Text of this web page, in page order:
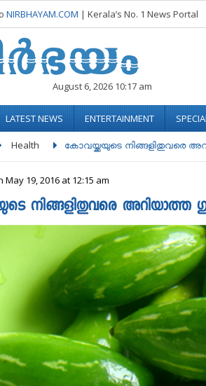
NIRBHAYAM.COM | Kerala’s No. 1 News Portal
August 6, 2026 10:17 am
LATEST NEWS ENTERTAINMENT
Health കോവയ്ക്കയുടെ നിങ്ങളിതുവരെ
19, 2016 at 12:15 am
നിങ്ങളിതുവരെ